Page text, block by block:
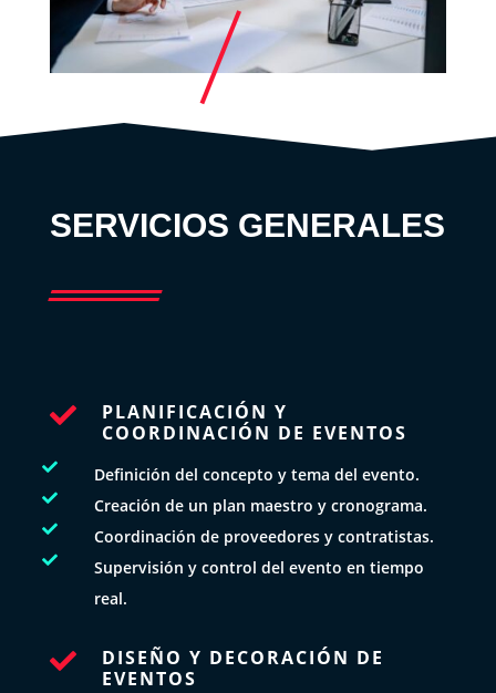
SERVICIOS GENERALES

PLANIFICACIÓN Y
COORDINACIÓN DE EVENTOS
 Definición del concepto y tema del evento.
 Creación de un plan maestro y cronograma.
 Coordinación de proveedores y contratistas.

Supervisión y control del evento en tiempo
real.

DISEÑO Y DECORACIÓN DE
EVENTOS